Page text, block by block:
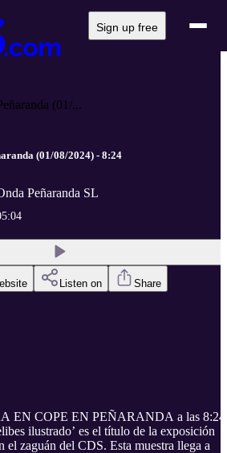
Sign up free
(01/...
(01/08/2024) - 8:24
Peñaranda SL
Listen on Share
EN COPE EN PEÑARANDA a las 8:24
ilustrado’ es el título de la exposición
el zaguán del CDS. Esta muestra llega a